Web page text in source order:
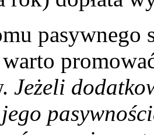
pasywnego
warto
Jeżeli